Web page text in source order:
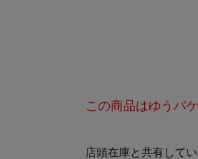
この商品はゆうパ
店頭在庫と共有して